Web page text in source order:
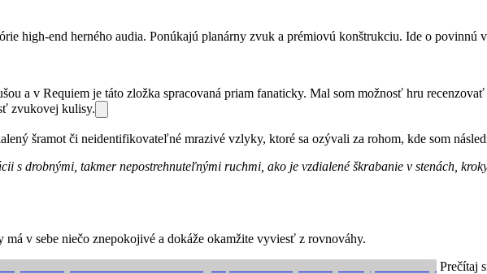
high-end herného audia. Ponúkajú planárny zvuk a prémiovú konštrukciu. Ide o povinnú
a v Requiem je táto zložka spracovaná priam fanaticky. Mal som možnosť hru recenzovať
zvukovej kulisy.
šramot či neidentifikovateľné mrazivé vzlyky, ktoré sa ozývali za rohom, kde som
s drobnými, takmer nepostrehnuteľnými ruchmi, ako je vzdialené škrabanie v stenách,
v sebe niečo znepokojivé a dokáže okamžite vyviesť z rovnováhy.
Prečítaj